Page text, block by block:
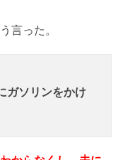
言った。
ガソリンをかけ